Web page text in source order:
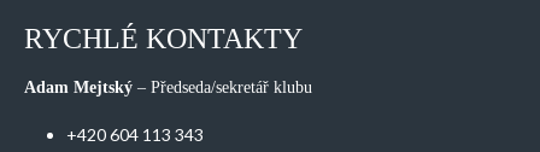
RYCHLÉ KONTAKTY
Adam Mejtský – Předseda/sekretář klubu
+420 604 113 343